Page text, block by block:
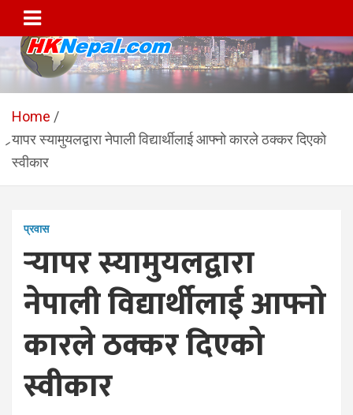
content
HKNepal.com – हङकङबाट
सञ्चालित पहिलो नेपाली अनलाईन
पत्रिका
hknepal, hknepal.com, hk nepal, hk nepal com
Home
र्‍यापर स्यामुयलद्वारा नेपाली विद्यार्थीलाई आफ्नो कारले ठक्कर दिएको
स्वीकार
प्रवास
र्‍यापर स्यामुयलद्वारा
नेपाली विद्यार्थीलाई आफ्नो
कारले ठक्कर दिएको
स्वीकार